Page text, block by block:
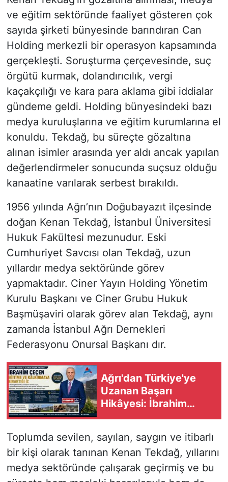
ve eğitim sektöründe faaliyet gösteren çok
sayıda şirketi bünyesinde barındıran Can
Holding merkezli bir operasyon kapsamında
gerçekleşti. Soruşturma çerçevesinde, suç
örgütü kurmak, dolandırıcılık, vergi
kaçakçılığı ve kara para aklama gibi iddialar
gündeme geldi. Holding bünyesindeki bazı
medya kuruluşlarına ve eğitim kurumlarına el
konuldu. Tekdağ, bu süreçte gözaltına
alınan isimler arasında yer aldı ancak yapılan
değerlendirmeler sonucunda suçsuz olduğu
kanaatine varılarak serbest bırakıldı.
1956 yılında Ağrı’nın Doğubayazıt ilçesinde
doğan Kenan Tekdağ, İstanbul Üniversitesi
Hukuk Fakültesi mezunudur. Eski
Cumhuriyet Savcısı olan Tekdağ, uzun
yıllardır medya sektöründe görev
yapmaktadır. Ciner Yayın Holding Yönetim
Kurulu Başkanı ve Ciner Grubu Hukuk
Başmüşaviri olarak görev alan Tekdağ, aynı
zamanda İstanbul Ağrı Dernekleri
Federasyonu Onursal Başkanı dır.
Ağrı'dan Türkiye'ye
Uzanan Başarı
Hikâyesi: İbrahim
Çeçen'in Eğitime ve
Toplumda sevilen, sayılan, saygın ve itibarlı
bir kişi olarak tanınan Kenan Tekdağ, yıllarını
medya sektöründe çalışarak geçirmiş ve bu